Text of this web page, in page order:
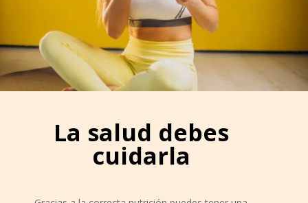
La salud debes
cuidarla